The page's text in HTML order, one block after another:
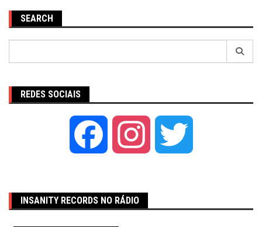
SEARCH
REDES SOCIAIS
Facebook Instagram
INSANITY RECORDS NO RÁDIO